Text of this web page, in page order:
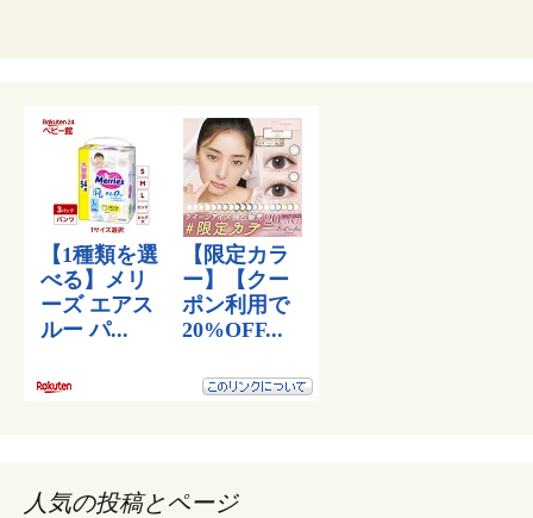
人気の投稿とページ